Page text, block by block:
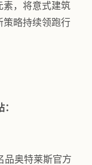
素，将意式建筑
策略持续领跑行
品奥特莱斯官方